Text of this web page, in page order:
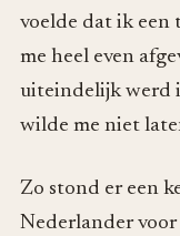
voelde dat ik een
me heel even
uiteindelijk werd
wilde me niet
Zo stond er een
Nederlander